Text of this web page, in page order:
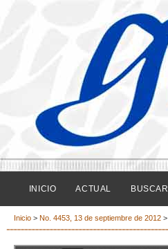
INICIO ACTUAL BUSCAR
Inicio > No. 4453, 13 de septiembre de 2012 >